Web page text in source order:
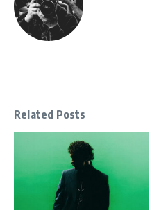
Related Posts